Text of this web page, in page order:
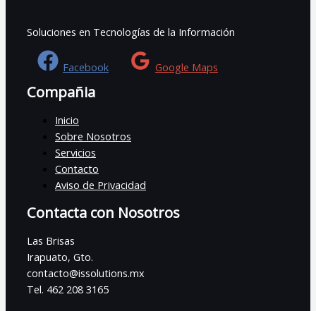
Soluciones en Tecnologías de la Información
Facebook Google Maps
Compañia
Inicio
Sobre Nosotros
Servicios
Contacto
Aviso de Privacidad
Contacta con Nosotros
Las Brisas
Irapuato, Gto.
contacto@issolutions.mx
Tel. 462 208 3165